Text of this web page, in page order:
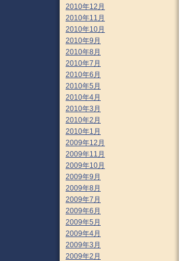
2010年12月
2010年11月
2010年10月
2010年9月
2010年8月
2010年7月
2010年6月
2010年5月
2010年4月
2010年3月
2010年2月
2010年1月
2009年12月
2009年11月
2009年10月
2009年9月
2009年8月
2009年7月
2009年6月
2009年5月
2009年4月
2009年3月
2009年2月